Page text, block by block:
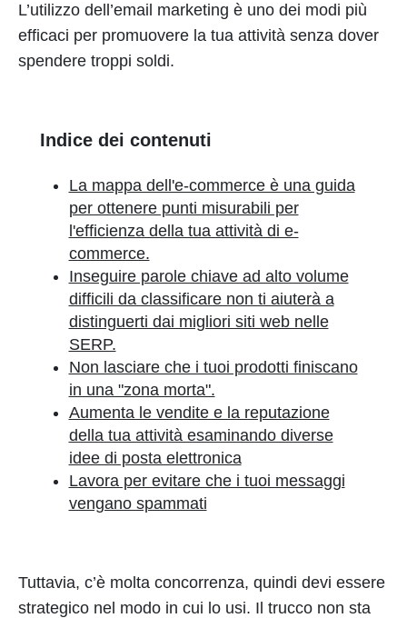
L’utilizzo dell’email marketing è uno dei modi più
efficaci per promuovere la tua attività senza dover
spendere troppi soldi.
Indice dei contenuti
La mappa dell'e-commerce è una guida
per ottenere punti misurabili per
l'efficienza della tua attività di e-
commerce.
Inseguire parole chiave ad alto volume
difficili da classificare non ti aiuterà a
distinguerti dai migliori siti web nelle
SERP.
Non lasciare che i tuoi prodotti finiscano
in una "zona morta".
Aumenta le vendite e la reputazione
della tua attività esaminando diverse
idee di posta elettronica
Lavora per evitare che i tuoi messaggi
vengano spammati
Tuttavia, c’è molta concorrenza, quindi devi essere
strategico nel modo in cui lo usi. Il trucco non sta